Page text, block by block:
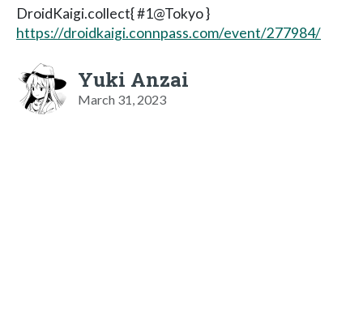
DroidKaigi.collect{ #1@Tokyo }
https://droidkaigi.connpass.com/event/277984/
Yuki Anzai
March 31, 2023